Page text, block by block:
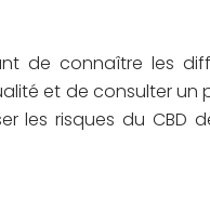
de connaître les
et de consulter
les risques du CBD